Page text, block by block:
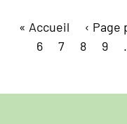
d'asile
Pagination
Première
page
« Accueil
Page
‹
Page
6 Page
7 Page
8 9